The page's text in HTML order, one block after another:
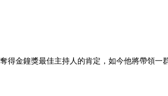
得金鐘獎最佳主持人的肯定，如今他將帶領